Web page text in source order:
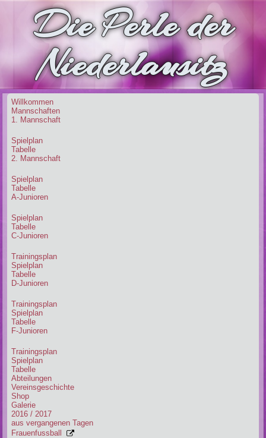
Die Perle der
Niederlausitz
Willkommen
Mannschaften
1. Mannschaft
Spielplan
Tabelle
2. Mannschaft
Spielplan
Tabelle
A-Junioren
Spielplan
Tabelle
C-Junioren
Trainingsplan
Spielplan
Tabelle
D-Junioren
Trainingsplan
Spielplan
Tabelle
F-Junioren
Trainingsplan
Spielplan
Tabelle
Abteilungen
Vereinsgeschichte
Shop
Galerie
2016 / 2017
aus vergangenen Tagen
Frauenfussball